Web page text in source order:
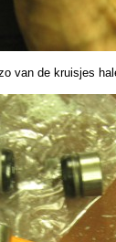
van de kruisjes